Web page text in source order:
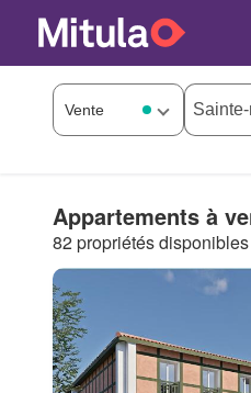
Appartements à
82 propriétés disponibles